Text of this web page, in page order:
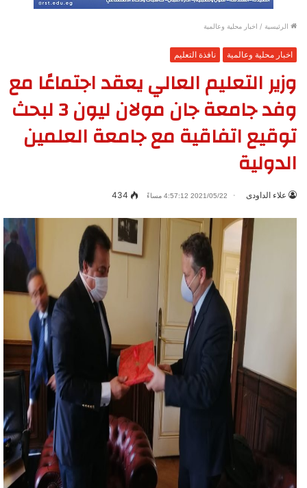
الرئيسية / اخبار محلية وعالمية
اخبار محلية وعالمية نافذة التعليم
وزير التعليم العالي يعقد اجتماعًا مع
وفد جامعة جان مولان ليون 3 لبحث
توقيع اتفاقية مع جامعة العلمين
الدولية
علاء الداودى 2021/05/22 4:57:12 مساءً 434